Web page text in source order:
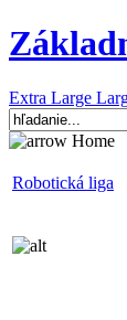
Extra Large
Home
Robotická liga